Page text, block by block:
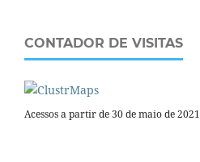
CONTADOR DE VISITAS
Acessos a partir de 30 de maio de 2021